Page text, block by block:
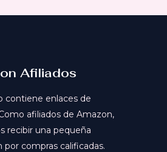
Afiliados
contiene enlaces de
afiliados de Amazon,
recibir una pequeña
por compras calificadas.